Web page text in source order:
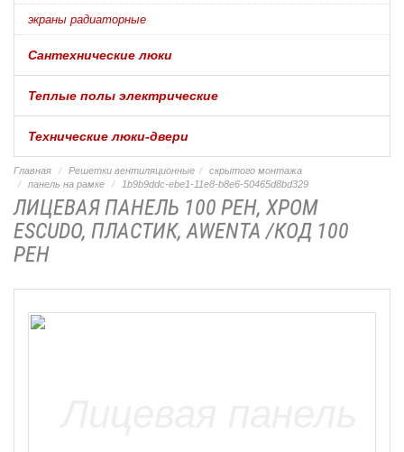
экраны радиаторные
Сантехнические люки
Теплые полы электрические
Технические люки-двери
Главная Решетки вентиляционные
скрытого монтажа
панель на рамке
1b9b9ddc-ebe1-11e8-b8e6-50465d8bd329
ЛИЦЕВАЯ ПАНЕЛЬ 100 PEH, ХРОМ
ESCUDO, ПЛАСТИК, AWENTA /КОД 100
PEH